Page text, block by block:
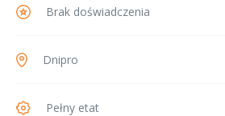
Brak doświadczenia
Dnipro
Pełny etat